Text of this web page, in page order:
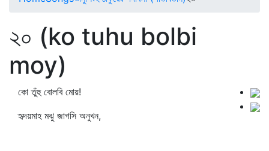
২০ (ko tuhu bolbi
moy)
কো তুঁহু বোলবি মোয়!
হৃদয়মাহ মঝু জাগসি অনুখন,